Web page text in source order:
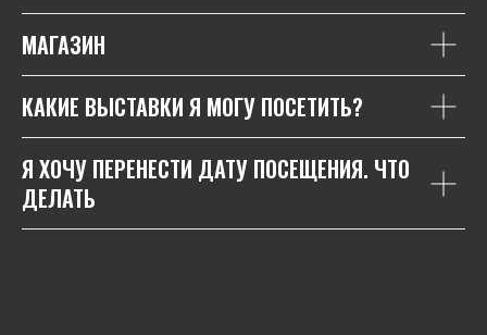
МАГАЗИН
КАКИЕ ВЫСТАВКИ Я МОГУ ПОСЕТИТЬ?
Я ХОЧУ ПЕРЕНЕСТИ ДАТУ ПОСЕЩЕНИЯ. ЧТО
ДЕЛАТЬ